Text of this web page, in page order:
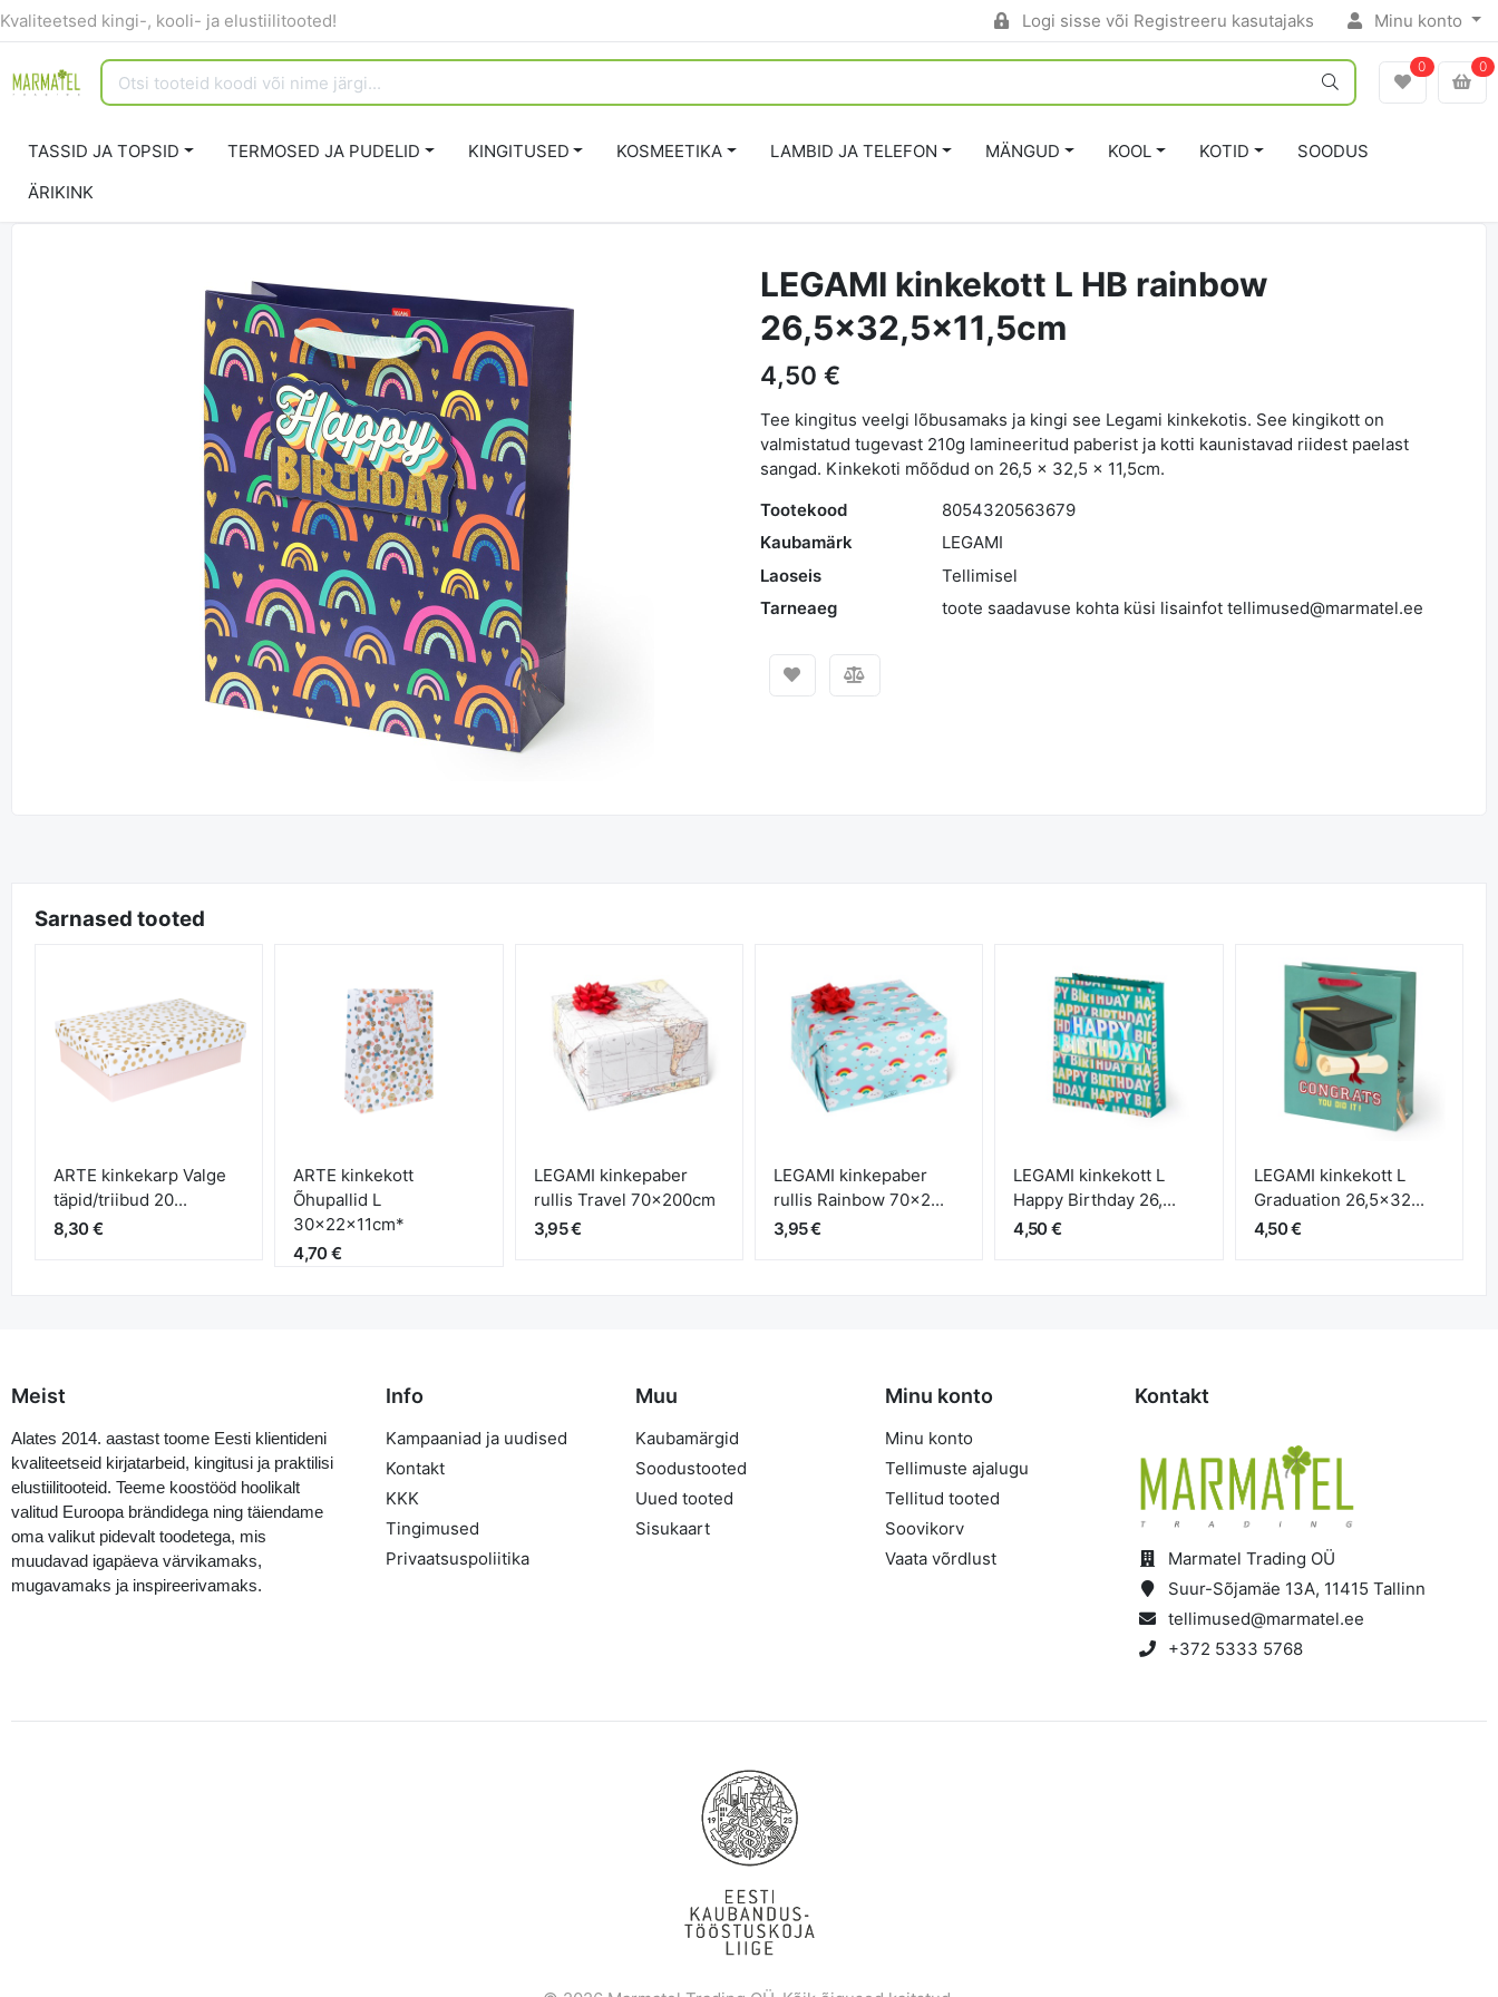
Kvaliteetsed kingi-, kooli- ja elustiilitooted! Logi sisse või Registreeru kasutajaks Minu konto
0 0
TASSID JA TOPSID TERMOSED JA PUDELID KINGITUSED KOSMEETIKA LAMBID JA TELEFON MÄNGUD KOOL KOTID
SOODUS
ÄRIKINK
LEGAMI kinkekott L HB rainbow
26,5x32,5x11,5cm
4,50 €
Tee kingitus veelgi lõbusamaks ja kingi see Legami kinkekotis. See kingikott on
valmistatud tugevast 210g lamineeritud paberist ja kotti kaunistavad riidest paelast
sangad. Kinkekoti mõõdud on 26,5 x 32,5 x 11,5cm.
Tootekood
8054320563679
Kaubamärk
LEGAMI
Laoseis
Tellimisel
Tarneaeg
toote saadavuse kohta küsi lisainfot tellimused@marmatel.ee
Sarnased tooted
ARTE kinkekarp Valge
täpid/triibud 20...
8,30 €
ARTE kinkekott
Õhupallid L
30x22x11cm*
4,70 €
LEGAMI kinkepaber
rullis Travel 70x200cm
3,95 €
LEGAMI kinkepaber
rullis Rainbow 70x2...
3,95 €
LEGAMI kinkekott L
Happy Birthday 26,...
4,50 €
LEGAMI kinkekott L
Graduation 26,5x32...
4,50 €
Meist
Alates 2014. aastast toome Eesti klientideni
kvaliteetseid kirjatarbeid, kingitusi ja praktilisi
elustiilitooteid. Teeme koostööd hoolikalt
valitud Euroopa brändidega ning täiendame
oma valikut pidevalt toodetega, mis
muudavad igapäeva värvikamaks,
mugavamaks ja inspireerivamaks.
Info
Kampaaniad ja uudised
Kontakt
KKK
Tingimused
Privaatsuspoliitika
Muu
Kaubamärgid
Soodustooted
Uued tooted
Sisukaart
Minu konto
Minu konto
Tellimuste ajalugu
Tellitud tooted
Soovikorv
Vaata võrdlust
Kontakt
Marmatel Trading OÜ
Suur-Sõjamäe 13A, 11415 Tallinn
tellimused@marmatel.ee
+372 5333 5768